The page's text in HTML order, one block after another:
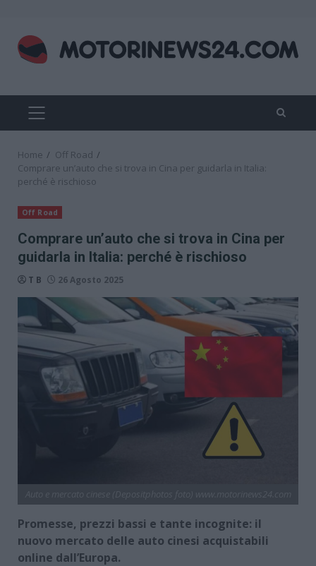
content
PRIMARY
MENU
Home
Off Road
Comprare un’auto che si trova in Cina per guidarla in Italia:
perché è rischioso
Off Road
Comprare un’auto che si trova in Cina per
guidarla in Italia: perché è rischioso
T B 26 Agosto 2025
Promesse, prezzi bassi e tante incognite: il
nuovo mercato delle auto cinesi acquistabili
online dall’Europa.